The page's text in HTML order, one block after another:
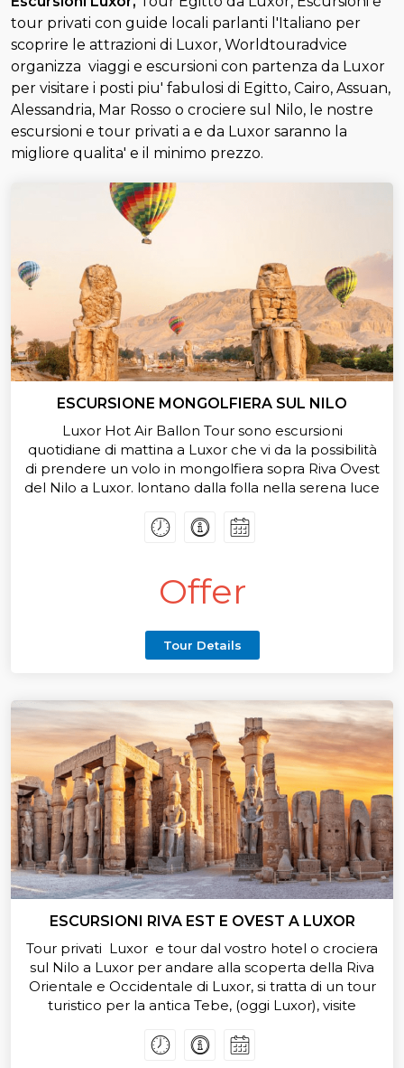
tour privati con guide locali parlanti l'Italiano per
scoprire le attrazioni di Luxor, Worldtouradvice
organizza viaggi e escursioni con partenza da Luxor
per visitare i posti piu' fabulosi di Egitto, Cairo, Assuan,
Alessandria, Mar Rosso o crociere sul Nilo, le nostre
escursioni e tour privati a e da Luxor saranno la
migliore qualita' e il minimo prezzo.
ESCURSIONE MONGOLFIERA SUL NILO
Luxor Hot Air Ballon Tour sono escursioni
quotidiane di mattina a Luxor che vi da la possibilità
di prendere un volo in mongolfiera sopra Riva Ovest
del Nilo a Luxor. lontano dalla folla nella serena luce
Egitto, templi antichi e monumenti che sono un
Offer
Tour Details
ESCURSIONI RIVA EST E OVEST A LUXOR
Tour privati Luxor e tour dal vostro hotel o crociera
sul Nilo a Luxor per andare alla scoperta della Riva
Orientale e Occidentale di Luxor, si tratta di un tour
turistico per la antica Tebe, (oggi Luxor), visite
statua di Memnone alla riva ovest di Luxor, poi altra